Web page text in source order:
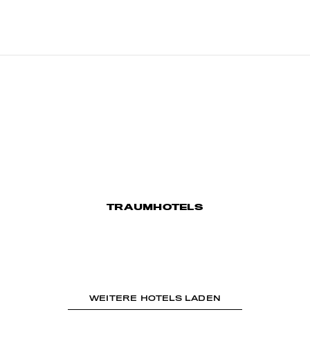
TRAUMHOTELS
WEITERE HOTELS LADEN